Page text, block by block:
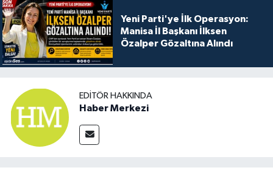
Yeni Parti'ye İlk Operasyon:
Manisa İl Başkanı İlksen
Özalper Gözaltına Alındı
EDITÖR HAKKINDA
Haber Merkezi